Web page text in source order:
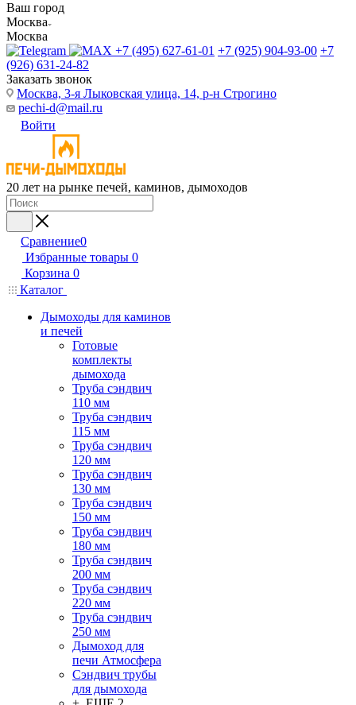
Ваш город
Москва
Москва
+7 (495) 627-61-01 +7 (925) 904-93-00 +7
(926) 631-24-82
Заказать звонок
Москва, 3-я Лыковская улица, 14, р-н Строгино
pechi-d@mail.ru
Войти
20 лет на рынке печей, каминов, дымоходов
Сравнение0
Избранные товары 0
Корзина 0
Каталог
Дымоходы для каминов
и печей
Готовые
комплекты
дымохода
Труба сэндвич
110 мм
Труба сэндвич
115 мм
Труба сэндвич
120 мм
Труба сэндвич
130 мм
Труба сэндвич
150 мм
Труба сэндвич
180 мм
Труба сэндвич
200 мм
Труба сэндвич
220 мм
Труба сэндвич
250 мм
Дымоход для
печи Атмосфера
Сэндвич трубы
для дымохода